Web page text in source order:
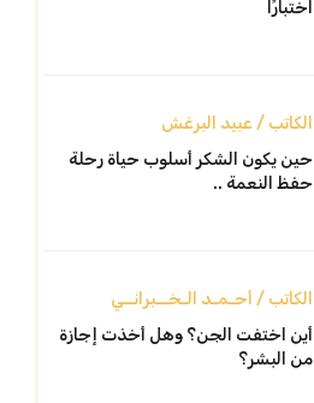
اختبارًا
الكاتب / عبيد البرغش
حين يكون الشكر أسلوب حياة رحلة
حفظ النعمة ..
الكاتب / أحـمـد الـخــبرانــي
أين اختفت الجن؟ وهل أخذت إجازة
من البشر؟